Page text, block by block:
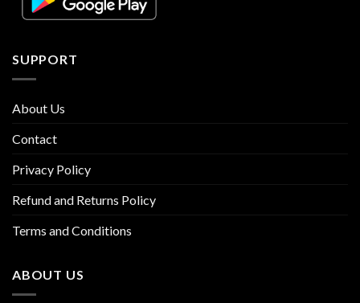
SUPPORT
About Us
Contact
Privacy Policy
Refund and Returns Policy
Terms and Conditions
ABOUT US